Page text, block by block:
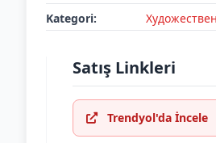
Kategori:
Satış Linkleri
Trendyol'da İncele